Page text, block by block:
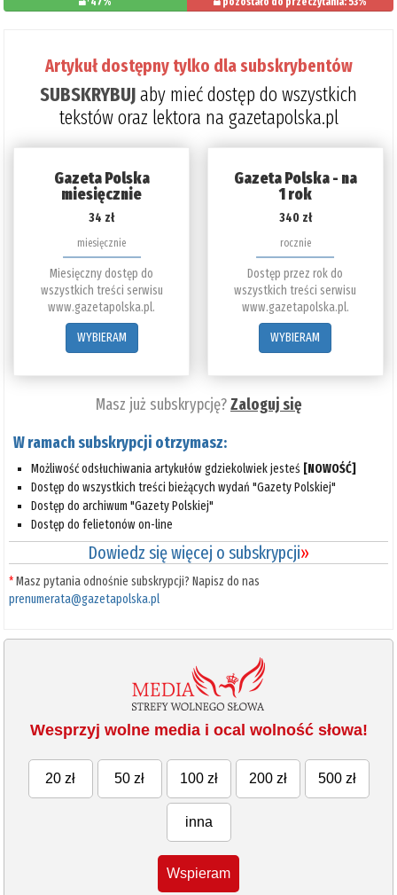
Artykuł dostępny tylko dla subskrybentów
SUBSKRYBUJaby mieć dostęp do wszystkich
tekstów oraz lektora na gazetapolska.pl
Gazeta Polska
miesięcznie
34 zł
miesięcznie
Miesięczny dostęp do
wszystkich treści serwisu
www.gazetapolska.pl.
WYBIERAM
Gazeta Polska - na
1 rok
340 zł
rocznie
Dostęp przez rok do
wszystkich treści serwisu
www.gazetapolska.pl.
WYBIERAM
Masz już subskrypcję?Zaloguj się
W ramach subskrypcji otrzymasz:
Możliwość odsłuchiwania artykułów gdziekolwiek jesteś [NOWOŚĆ]
Dostęp do wszystkich treści bieżących wydań "Gazety Polskiej"
Dostęp do archiwum "Gazety Polskiej"
Dostęp do felietonów on-line
Dowiedz się więcej o subskrypcji»
*Masz pytania odnośnie subskrypcji? Napisz do nas
prenumerata@gazetapolska.pl
Wesprzyj wolne media i ocal wolność słowa!
20 zł 50 zł 100 zł 200 zł 500 zł
inna
Wspieram